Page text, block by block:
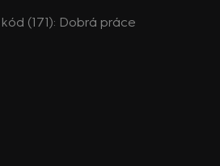
(171): Dobrá práce